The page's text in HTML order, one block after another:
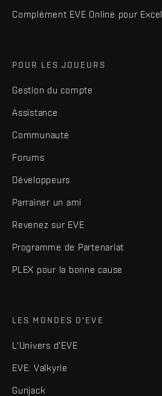
Complément EVE Online pour Excel
POUR LES JOUEURS
Gestion du compte
Assistance
Communauté
Forums
Développeurs
Parrainer un ami
Revenez sur EVE
Programme de Partenariat
PLEX pour la bonne cause
LES MONDES D'EVE
L'Univers d'EVE
EVE: Valkyrie
Gunjack